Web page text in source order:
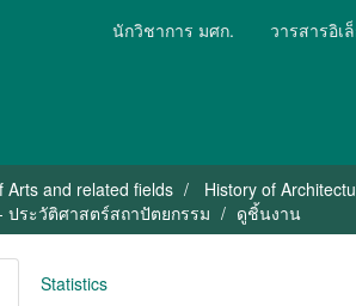
นักวิชาการ มศก. วารสารอิเ
Arts and related fields
History of
ประวัติศาสตร์สถาปัตยกรรม
ดูชิ้นงาน
Statistics